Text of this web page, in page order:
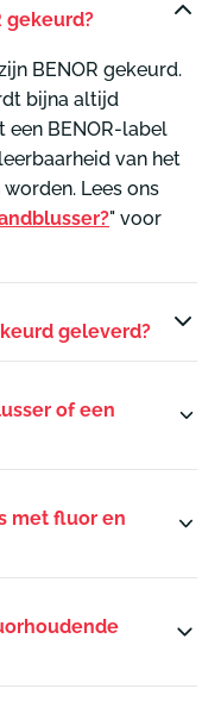
gekeurd?
BENOR gekeurd.
bijna altijd
BENOR-label
van het
Lees ons
" voor
geleverd?
of een
met fluor en